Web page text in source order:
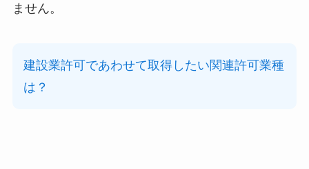
ません。
建設業許可であわせて取得したい関連許可業種
は？